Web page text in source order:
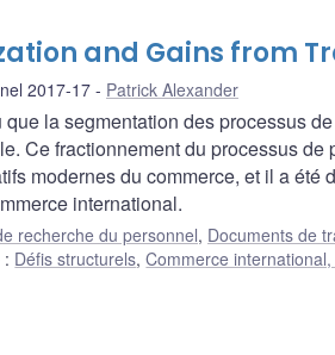
and Gains from
2017-17 Patrick Alexander
la segmentation des processus
Ce fractionnement du processus
modernes du commerce, et il a été
international.
recherche du personnel, Documents de
: Défis structurels,Commerce